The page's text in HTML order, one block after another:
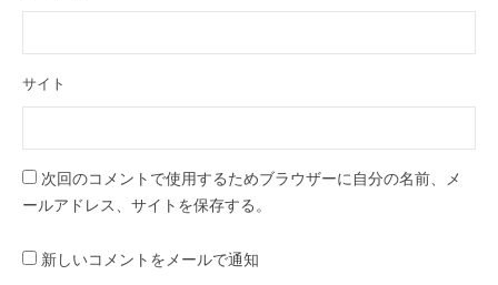
サイト
次回のコメントで使用するためブラウザーに自分の名前、メ
ールアドレス、サイトを保存する。
新しいコメントをメールで通知